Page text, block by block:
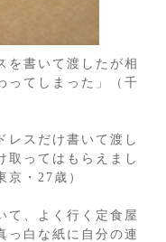
を書いて渡したが相
ってしまった」（千
レスだけ書いて渡し
取ってはもらえまし
京・27歳）
て、よく行く定食屋
っ白な紙に自分の連